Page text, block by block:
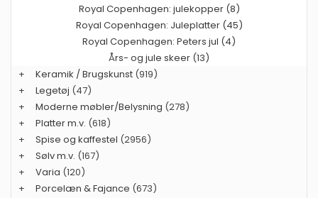
Royal Copenhagen: julekopper (8)
Royal Copenhagen: Juleplatter (45)
Royal Copenhagen: Peters jul (4)
Års- og jule skeer (13)
+
Keramik / Brugskunst (919)
+
Legetøj (47)
+
Moderne møbler/Belysning (278)
+
Platter m.v. (618)
+
Spise og kaffestel (2956)
+
Sølv m.v. (167)
+
Varia (120)
+
Porcelæn & Fajance (673)